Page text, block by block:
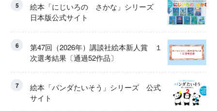
5
絵本「にじいろの さかな」シリーズ
日本版公式サイト
6
第47回（2026年）講談社絵本新人賞 １
次選考結果〔通過52作品〕
7
絵本「パンダたいそう」シリーズ 公式
サイト